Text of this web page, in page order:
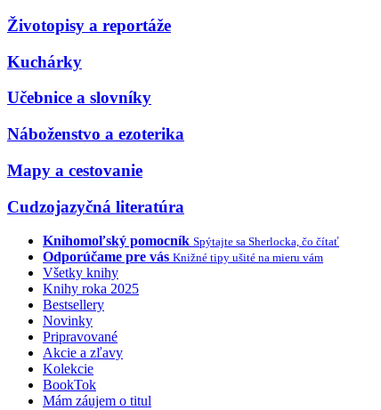
Životopisy a reportáže
Kuchárky
Učebnice a slovníky
Náboženstvo a ezoterika
Mapy a cestovanie
Cudzojazyčná literatúra
Knihomoľský pomocník Spýtajte sa Sherlocka, čo čítať
Odporúčame pre vás Knižné tipy ušité na mieru vám
Všetky knihy
Knihy roka 2025
Bestsellery
Novinky
Pripravované
Akcie a zľavy
Kolekcie
BookTok
Mám záujem o titul